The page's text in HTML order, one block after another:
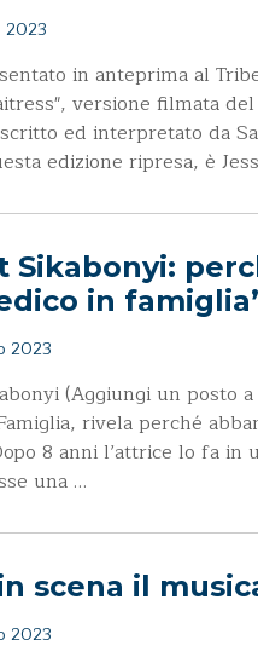
2023
in anteprima al
versione filmata
ed interpretato da
edizione ripresa, è
Sikabonyi:
in
2023
(Aggiungi un posto
rivela perché
8 anni l’attrice lo fa
una …
scena il
2023